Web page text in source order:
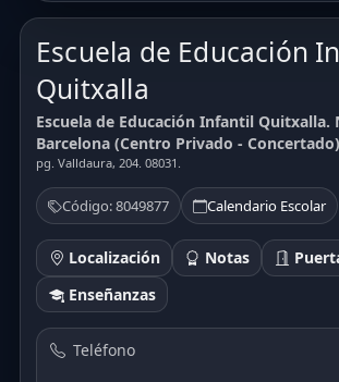
Escuela de Educación
Quitxalla
Escuela de Educación Infantil Quitxalla.
Barcelona (Centro Privado - Concertado)
pg. Valldaura, 204. 08031.
Código: 8049877 Calendario Escolar
Localización Notas
Enseñanzas
Teléfono